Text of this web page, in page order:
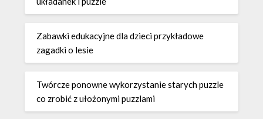
Zabawki edukacyjne dla dzieci przykładowe
zagadki o lesie
Twórcze ponowne wykorzystanie starych puzzle
co zrobić z ułożonymi puzzlami